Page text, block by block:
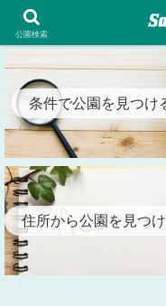
札幌市内の全公園情報
条件で公園を見つけ
住所から公園を見つ
公園検索